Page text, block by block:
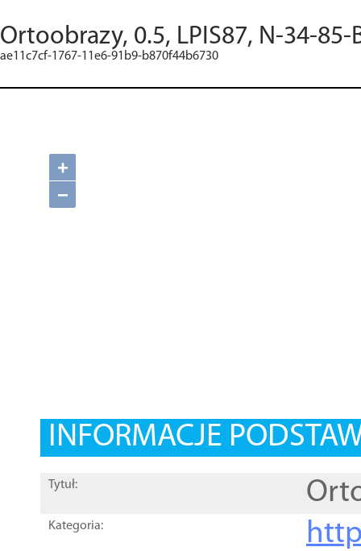
Ortoobrazy, 0.5, LPIS87, N-34-85-
ae11c7cf-1767-11e6-91b9-b870f44b6730
+
−
INFORMACJE
Tytuł:
Kategoria: